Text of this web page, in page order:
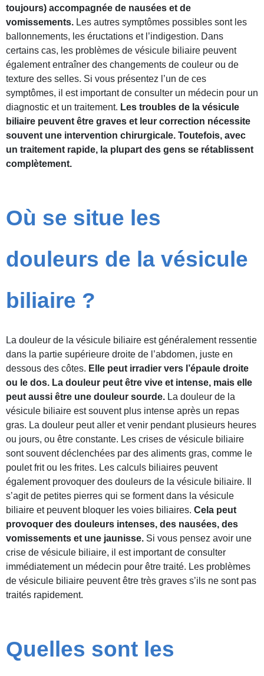
toujours) accompagnée de nausées et de
vomissements. Les autres symptômes possibles sont les
ballonnements, les éructations et l’indigestion. Dans
certains cas, les problèmes de vésicule biliaire peuvent
également entraîner des changements de couleur ou de
texture des selles. Si vous présentez l’un de ces
symptômes, il est important de consulter un médecin pour un
diagnostic et un traitement. Les troubles de la vésicule
biliaire peuvent être graves et leur correction nécessite
souvent une intervention chirurgicale. Toutefois, avec
un traitement rapide, la plupart des gens se rétablissent
complètement.
Où se situe les
douleurs de la vésicule
biliaire ?
La douleur de la vésicule biliaire est généralement ressentie
dans la partie supérieure droite de l’abdomen, juste en
dessous des côtes. Elle peut irradier vers l’épaule droite
ou le dos. La douleur peut être vive et intense, mais elle
peut aussi être une douleur sourde. La douleur de la
vésicule biliaire est souvent plus intense après un repas
gras. La douleur peut aller et venir pendant plusieurs heures
ou jours, ou être constante. Les crises de vésicule biliaire
sont souvent déclenchées par des aliments gras, comme le
poulet frit ou les frites. Les calculs biliaires peuvent
également provoquer des douleurs de la vésicule biliaire. Il
s’agit de petites pierres qui se forment dans la vésicule
biliaire et peuvent bloquer les voies biliaires. Cela peut
provoquer des douleurs intenses, des nausées, des
vomissements et une jaunisse. Si vous pensez avoir une
crise de vésicule biliaire, il est important de consulter
immédiatement un médecin pour être traité. Les problèmes
de vésicule biliaire peuvent être très graves s’ils ne sont pas
traités rapidement.
Quelles sont les